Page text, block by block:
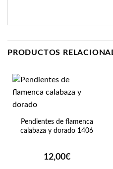
PRODUCTOS
Pendientes de flamenca
calabaza y dorado 1406
12,00€